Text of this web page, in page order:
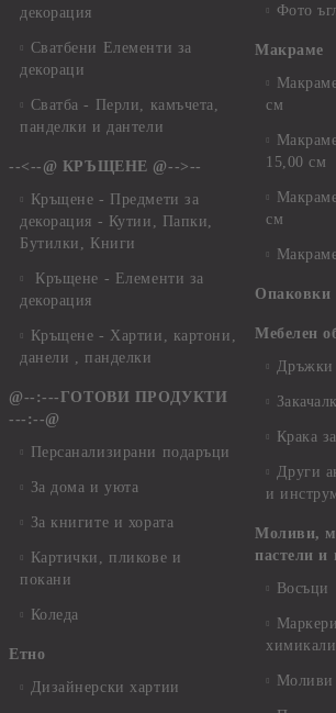
декорация
Сватбени Елементи за
декораци
Сватба - Перли, камъчета,
панделки и дантели
--<--@ КРЪЩЕНЕ @-->--
Кръщене - Предмети за
декорация - Кутии, Папки,
Бутилки, Книги
Кръщене - Елементи за
декорация
Кръщене - Хартии, картони,
данели , панделки
@--:---ГОТОВИ ПРОДУКТИ
---:--@
Персанализирани подаръци
За дома и уюта
За книгите и хората
Картички, пликове и
покани
Коледа
Етно
Дизайнерски хартии
Фото
Макраме
см
15,00 см
см
Опаковки
Мебелен
Дръжки
Крака
Други
и
Моливи,
пастели и
Восъци
химикали
Моливи